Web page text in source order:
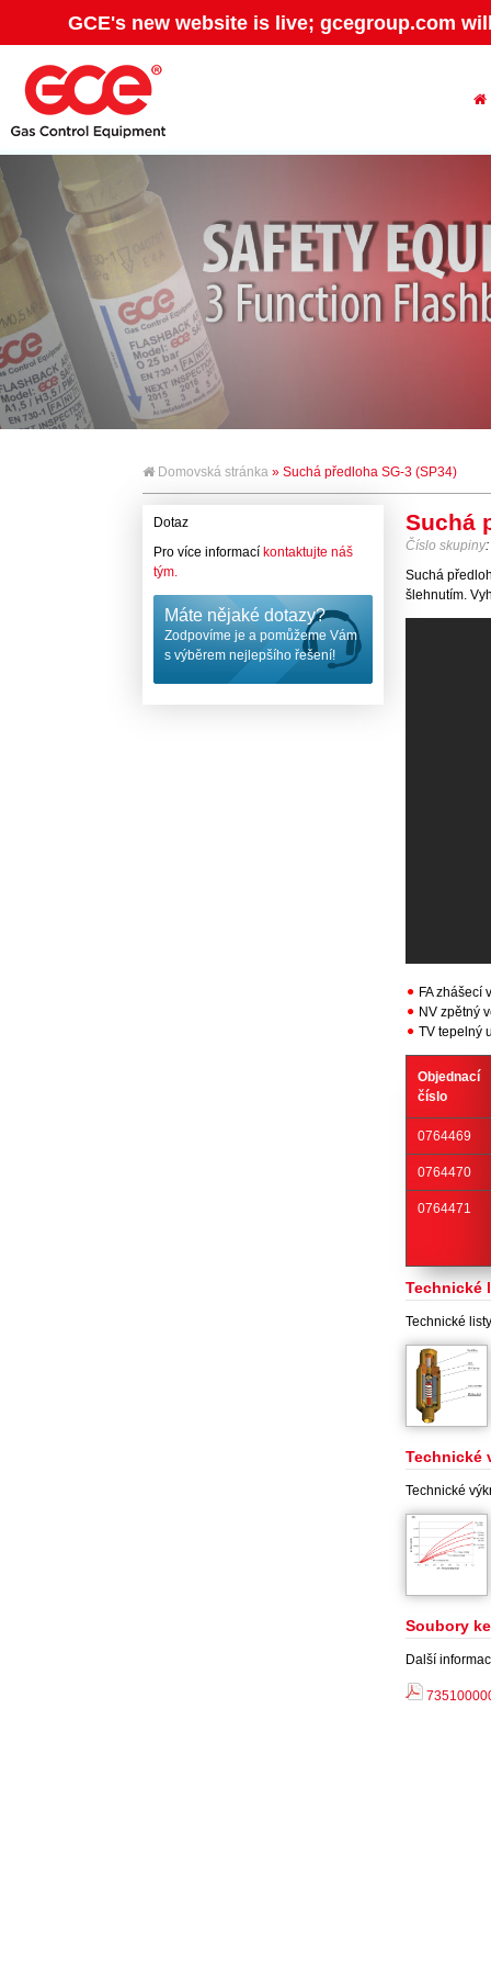
GCE's new website is live; gcegroup.com
Domovská stránka » Suchá předloha SG-3 (SP34)
Dotaz
Pro více informací kontaktujte náš
tým.
Máte nějaké dotazy?
Zodpovíme je a pomůžeme Vám
s výběrem nejlepšího řešení!
Suchá
Číslo skupiny
Suchá
šlehnutím.
FA zhášecí
NV zpětný
TV tepelný
Objednací
číslo
0764469
0764470
0764471
Technické
Technické
Technické
Technické
Soubory
Další